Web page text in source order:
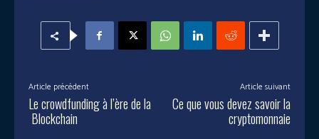
Article précédent
Le crowdfunding à l’ère de la
Blockchain
Article suivant
Ce que vous devez savoir la
cryptomonnaie